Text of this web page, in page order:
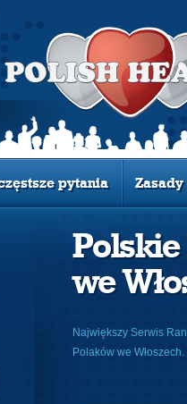
pytania
we
Największy Serwis
Polaków we Włoszech.